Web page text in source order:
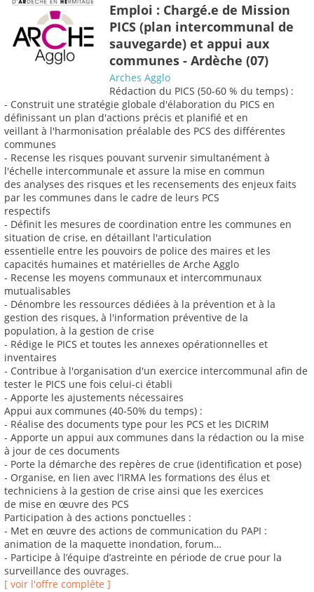
Emploi : Chargé.e de Mission
PICS (plan intercommunal de
sauvegarde) et appui aux
communes - Ardèche (07)
Arches Agglo
Rédaction du PICS (50-60 % du temps) :
- Construit une stratégie globale d'élaboration du PICS en
définissant un plan d'actions précis et planifié et en
veillant à l'harmonisation préalable des PCS des différentes
communes
- Recense les risques pouvant survenir simultanément à
l'échelle intercommunale et assure la mise en commun
des analyses des risques et les recensements des enjeux faits
par les communes dans le cadre de leurs PCS
respectifs
- Définit les mesures de coordination entre les communes en
situation de crise, en détaillant l'articulation
essentielle entre les pouvoirs de police des maires et les
capacités humaines et matérielles de Arche Agglo
- Recense les moyens communaux et intercommunaux
mutualisables
- Dénombre les ressources dédiées à la prévention et à la
gestion des risques, à l'information préventive de la
population, à la gestion de crise
- Rédige le PICS et toutes les annexes opérationnelles et
inventaires
- Contribue à l'organisation d'un exercice intercommunal afin de
tester le PICS une fois celui-ci établi
- Apporte les ajustements nécessaires
Appui aux communes (40-50% du temps) :
- Réalise des documents type pour les PCS et les DICRIM
- Apporte un appui aux communes dans la rédaction ou la mise
à jour de ces documents
- Porte la démarche des repères de crue (identification et pose)
- Organise, en lien avec l’IRMA les formations des élus et
techniciens à la gestion de crise ainsi que les exercices
de mise en œuvre des PCS
Participation à des actions ponctuelles :
- Met en œuvre des actions de communication du PAPI :
animation de la maquette inondation, forum…
- Participe à l’équipe d’astreinte en période de crue pour la
surveillance des ouvrages.
[ voir l'offre complète ]